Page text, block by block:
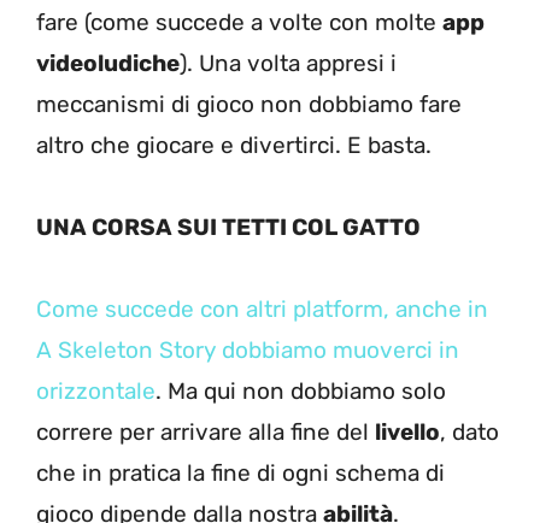
fare (come succede a volte con molte app
videoludiche). Una volta appresi i
meccanismi di gioco non dobbiamo fare
altro che giocare e divertirci. E basta.
UNA CORSA SUI TETTI COL GATTO
Come succede con altri platform, anche in
A Skeleton Story dobbiamo muoverci in
orizzontale. Ma qui non dobbiamo solo
correre per arrivare alla fine del livello, dato
che in pratica la fine di ogni schema di
gioco dipende dalla nostra abilità.